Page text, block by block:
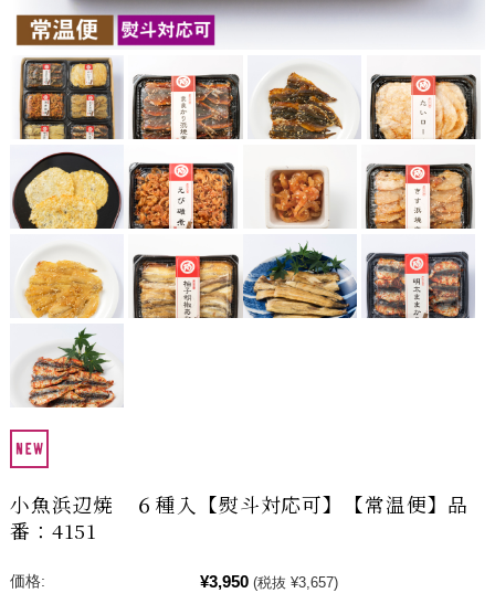
小魚浜辺焼 ６種入【熨斗対応可】【常温便】品
番：4151
価格: ¥3,950 (税抜 ¥3,657)